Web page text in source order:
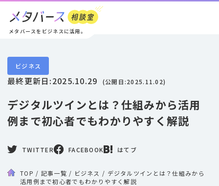
メタバースをビジネスに活用。
ビジネス
最終更新日:2025.10.29 (公開日:2025.11.02)
デジタルツインとは？仕組みから活用
例まで初心者でもわかりやすく解説
TWITTER FACEBOOK はてブ
TOP / 記事一覧 / ビジネス / デジタルツインとは？仕組みから
活用例まで初心者でもわかりやすく解説